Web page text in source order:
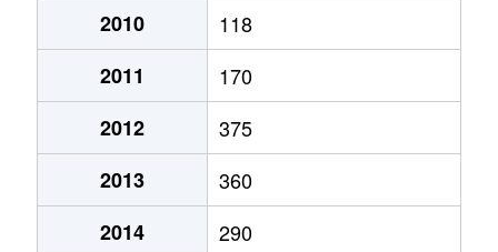
2010
118
2011
170
2012
375
2013
360
2014
290